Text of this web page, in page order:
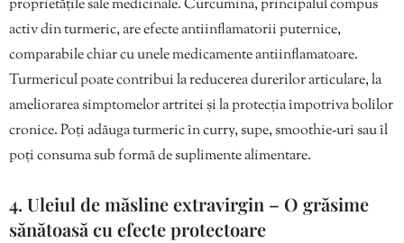
proprietățile sale medicinale. Curcumina, principalul compus
activ din turmeric, are efecte antiinflamatorii puternice,
comparabile chiar cu unele medicamente antiinflamatoare.
Turmericul poate contribui la reducerea durerilor articulare, la
ameliorarea simptomelor artritei și la protecția împotriva bolilor
cronice. Poți adăuga turmeric în curry, supe, smoothie-uri sau îl
poți consuma sub formă de suplimente alimentare.
4. Uleiul de măsline extravirgin – O grăsime
sănătoasă cu efecte protectoare